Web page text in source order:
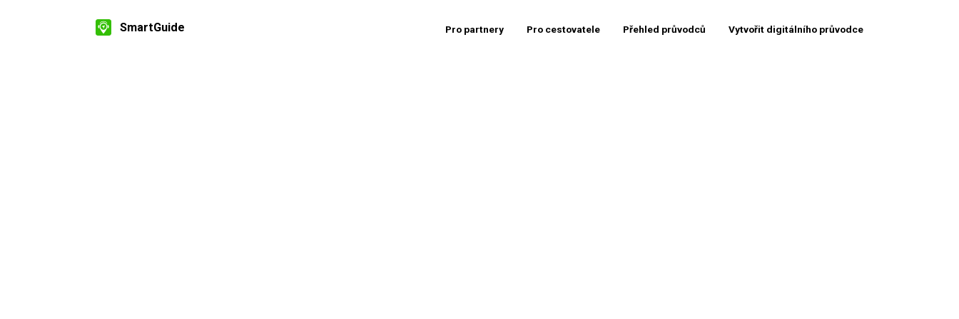
SmartGuide Pro partnery Pro cestovatele Přehled průvodců Vytvořit digitálního průvodce